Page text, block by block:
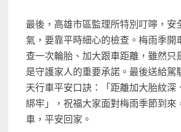
最後，高雄市區監理所特別叮嚀，安
氣，要靠平時細心的檢查。梅雨季開
查一次輪胎、加大跟車距離，雖然只
是守護家人的重要承諾。最後送給駕
天行車平安口訣：「距離加大胎紋深
綁牢」，祝福大家面對梅雨季節到來
車，平安回家。